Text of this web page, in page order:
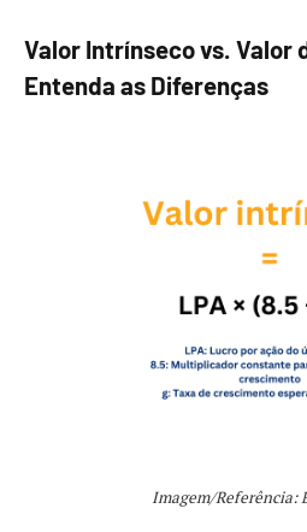
Valor Intrínseco vs. Valor
Entenda as Diferenças
Imagem/Referência: